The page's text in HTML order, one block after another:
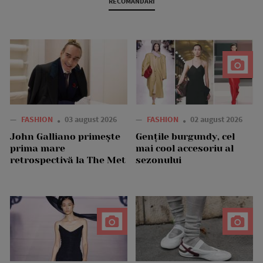
— FASHION 03 august 2026
John Galliano primește
prima mare
retrospectivă la The Met
— FASHION 02 august 2026
Gențile burgundy, cel
mai cool accesoriu al
sezonului